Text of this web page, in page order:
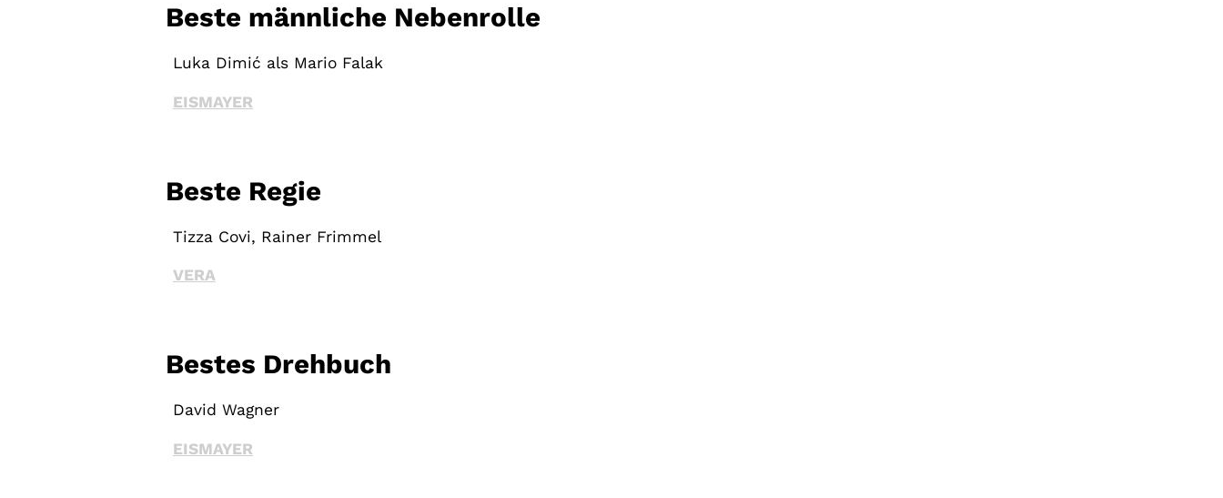
Beste männliche Nebenrolle
Luka Dimić als Mario Falak
EISMAYER
Beste Regie
Tizza Covi, Rainer Frimmel
VERA
Bestes Drehbuch
David Wagner
EISMAYER